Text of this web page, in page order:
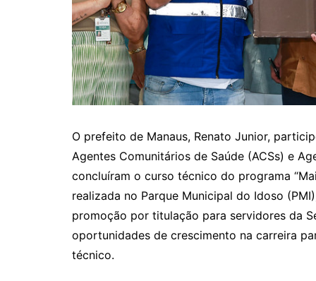
O prefeito de Manaus, Renato Junior,
Agentes Comunitários de Saúde (ACSs) e
concluíram o curso técnico do programa
realizada no Parque Municipal do Idoso
promoção por titulação para servidores da
oportunidades de crescimento na carreira
técnico.